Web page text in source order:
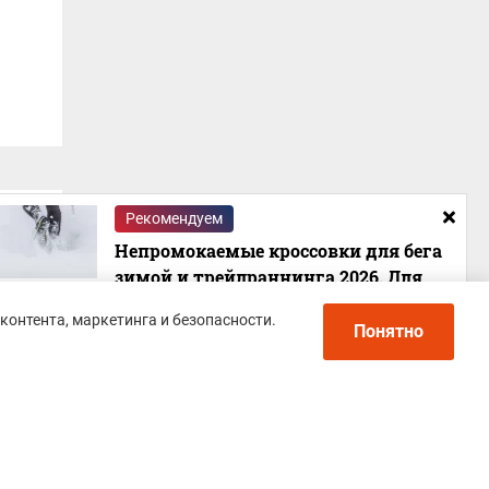
Рекомендуем
Непромокаемые кроссовки для бега
зимой и трейлраннинга 2026. Для
города и бездорожья - с мембраной и
шипами
маркетинга и безопасности.
Понятно